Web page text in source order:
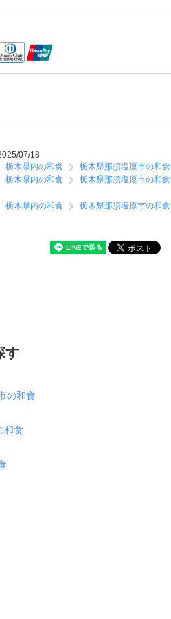
07/18
栃木県内の和食 栃木県那須塩原市の和食
栃木県内の和食 栃木県那須塩原市の和食
栃木県内の和食 栃木県那須塩原市の和食
す
の和食
和食